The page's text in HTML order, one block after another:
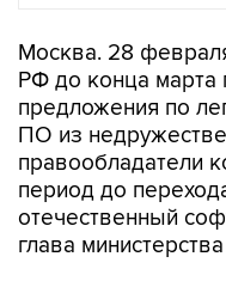
Москва. 28
РФ до конца марта
предложения по
ПО из
правообладатели
период до
отечественный
глава